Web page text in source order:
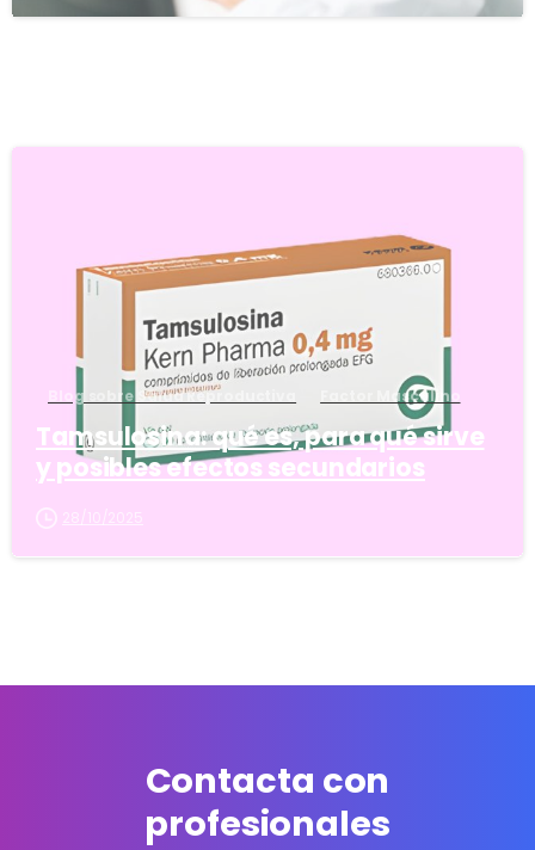
Blog sobre Salud Reproductiva Factor Masculino
Tamsulosina: qué es, para qué sirve
y posibles efectos secundarios
28/10/2025
Contacta con
profesionales